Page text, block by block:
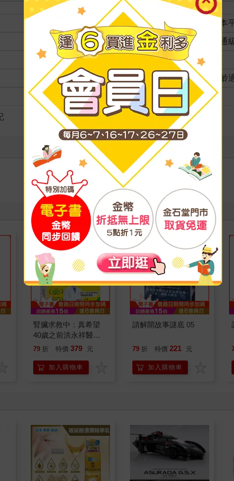
裝訂
紙本
分級
普通
商品規格
適讀年齡
全齡
級別
寫評價
腎臟求救中：真希望
40歲之前洪永祥醫師
就告訴我這些事
79 折 特價 379 元
加入購物車
請解開故事謎底 05
79 折 特價 221 元
加入購物車